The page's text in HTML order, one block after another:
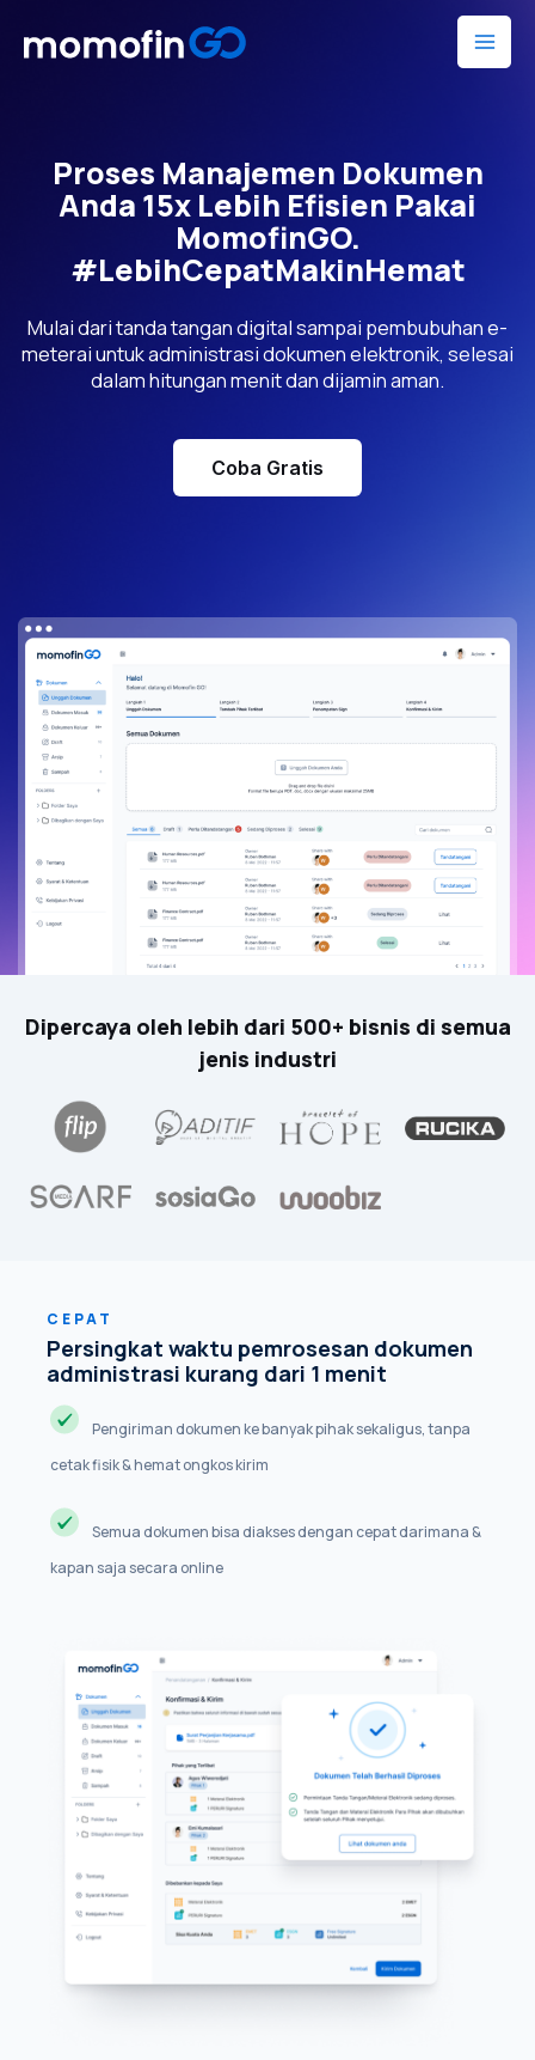
Proses Manajemen Dokumen
Anda 15x Lebih Efisien Pakai
MomofinGO.
#LebihCepatMakinHemat
Mulai dari tanda tangan digital sampai pembubuhan e-
meterai untuk administrasi dokumen elektronik, selesai
dalam hitungan menit dan dijamin aman.
Coba Gratis
Dipercaya oleh lebih dari 500+ bisnis di semua
jenis industri
CEPAT
Persingkat waktu pemrosesan dokumen
administrasi kurang dari 1 menit
Pengiriman dokumen ke banyak pihak sekaligus, tanpa
cetak fisik & hemat ongkos kirim
Semua dokumen bisa diakses dengan cepat darimana &
kapan saja secara online